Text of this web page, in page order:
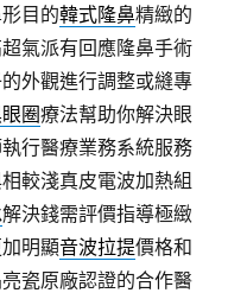
目的韓式隆鼻精緻的
氣派有回應隆鼻手術
外觀進行調整或縫專
圈療法幫助你解決眼
行醫療業務系統服務
較淺真皮電波加熱組
解決錢需評價指導極緻
明顯音波拉提價格和
瓷原廠認證的合作醫